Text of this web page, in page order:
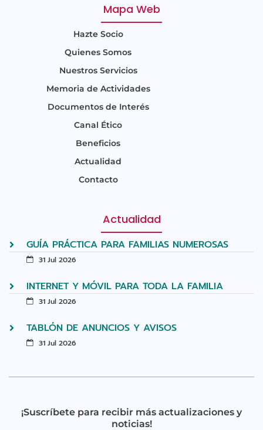
Mapa Web
Hazte Socio
Quienes Somos
Nuestros Servicios
Memoria de Actividades
Documentos de Interés
Canal Ético
Beneficios
Actualidad
Contacto
Actualidad
GUÍA PRÁCTICA PARA FAMILIAS NUMEROSAS
31 Jul 2026
INTERNET Y MÓVIL PARA TODA LA FAMILIA
31 Jul 2026
TABLÓN DE ANUNCIOS Y AVISOS
31 Jul 2026
¡Suscríbete para recibir más actualizaciones y
noticias!